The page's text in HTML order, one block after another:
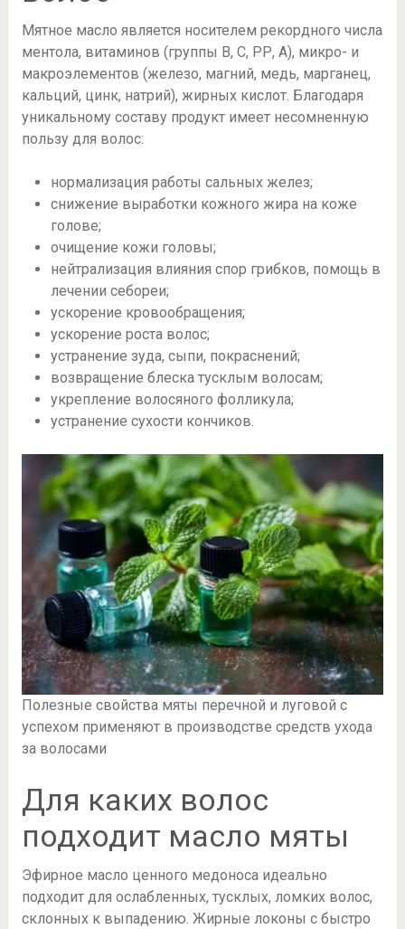
Мятное масло является носителем рекордного числа
ментола, витаминов (группы В, С, РР, А), микро- и
макроэлементов (железо, магний, медь, марганец,
кальций, цинк, натрий), жирных кислот. Благодаря
уникальному составу продукт имеет несомненную
пользу для волос:
нормализация работы сальных желез;
снижение выработки кожного жира на коже
голове;
очищение кожи головы;
нейтрализация влияния спор грибков, помощь в
лечении себореи;
ускорение кровообращения;
ускорение роста волос;
устранение зуда, сыпи, покраснений;
возвращение блеска тусклым волосам;
укрепление волосяного фолликула;
устранение сухости кончиков.
Полезные свойства мяты перечной и луговой с
успехом применяют в производстве средств ухода
за волосами
Для каких волос
подходит масло мяты
Эфирное масло ценного медоноса идеально
подходит для ослабленных, тусклых, ломких волос,
склонных к выпадению. Жирные локоны с быстро